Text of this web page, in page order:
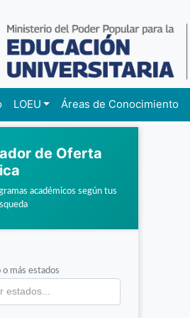
LOEU Áreas de Conocimiento
de Oferta
académicos según tus
o más estados